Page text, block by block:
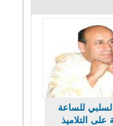
للساعة
التلاميذ